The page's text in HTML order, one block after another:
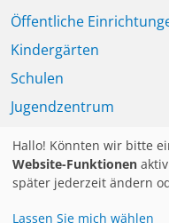
Öffentliche
Kindergärten
Schulen
Jugendzentrum
Mitteilungsblatt
Hallo! Könnten wir bitte
Website-Funktionen
später jederzeit ändern
Lassen Sie mich wählen